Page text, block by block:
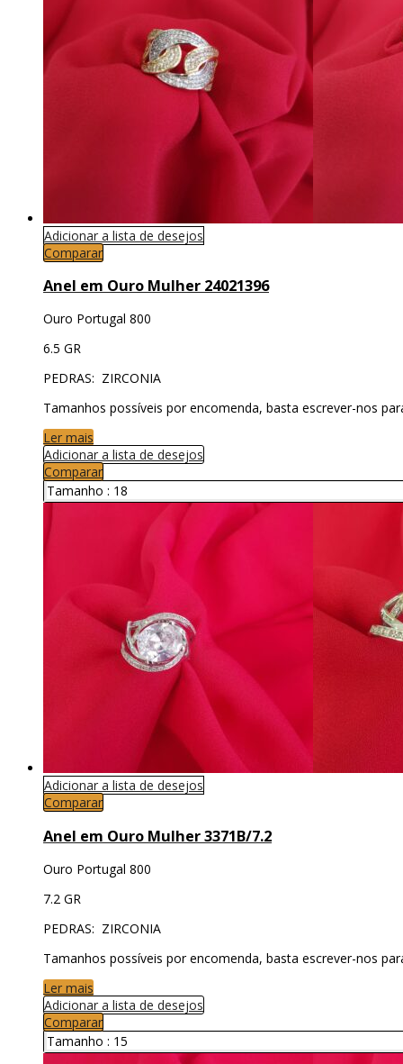
Adicionar a lista de desejos
Comparar
Anel em Ouro Mulher 24021396
Ouro Portugal 800
6.5 GR
PEDRAS: ZIRCONIA
Tamanhos possíveis por encomenda, basta escrever-nos
Ler mais
Adicionar a lista de desejos
Comparar
Tamanho : 18
Adicionar a lista de desejos
Comparar
Anel em Ouro Mulher 3371B/7.2
Ouro Portugal 800
7.2 GR
PEDRAS: ZIRCONIA
Tamanhos possíveis por encomenda, basta escrever-nos
Ler mais
Adicionar a lista de desejos
Comparar
Tamanho : 15